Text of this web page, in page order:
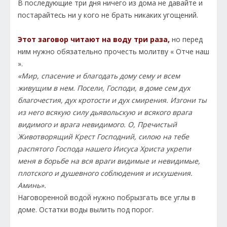
В последующие три дня ничего из дома не давайте и
постарайтесь ни у кого не брать никаких угощений.
Этот заговор читают на воду три раза, но перед
ним нужно обязательно прочесть молитву « Отче наш
».
«Мир, спасение и благодать дому сему и всем
живущим в нем. Посели, Господи, в доме сем дух
благочестия, дух кротости и дух смирения. Изгони ты
из него всякую силу дьявольскую и всякого врага
видимого и врага невидимого. О, Пречистый
Животворящий Крест Господний, силою на тебе
распятого Господа нашего Иисуса Христа укрепи
меня в борьбе на вся враги видимые и невидимые,
плотского и душевного соблюдения и искушения.
Аминь».
Наговоренной водой нужно побрызгать все углы в
доме. Остатки воды вылить под порог.